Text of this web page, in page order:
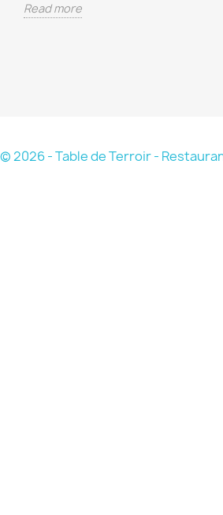
Read more
© 2026 - Table de Terroir -